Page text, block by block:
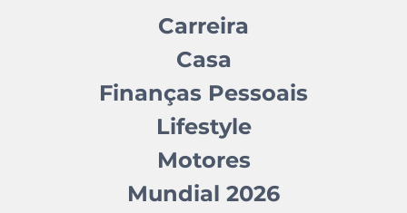
Carreira
Casa
Finanças Pessoais
Lifestyle
Motores
Mundial 2026